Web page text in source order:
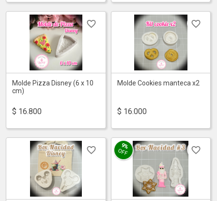
Molde Pizza Disney (6 x 10
cm)
$ 16.800
Molde Cookies manteca x2
$ 16.000
9%
OFF